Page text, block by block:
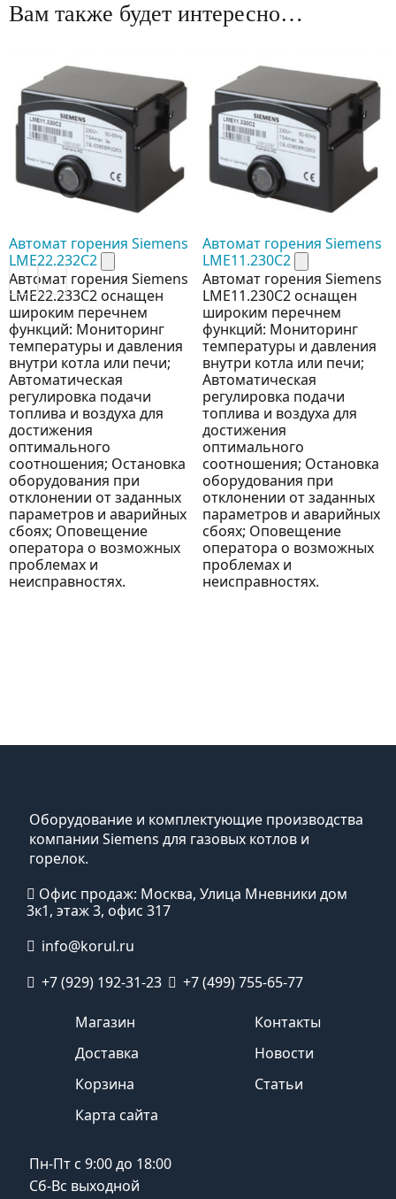
Вам также будет интересно…
Автомат горения Siemens
LME22.232C2
Автомат горения Siemens
LME22.233C2 оснащен
широким перечнем
функций: Мониторинг
температуры и давления
внутри котла или печи;
Автоматическая
регулировка подачи
топлива и воздуха для
достижения
оптимального
соотношения; Остановка
оборудования при
отклонении от заданных
параметров и аварийных
сбоях; Оповещение
оператора о возможных
проблемах и
неисправностях.
Автомат горения Siemens
LME11.230C2
Автомат горения Siemens
LME11.230C2 оснащен
широким перечнем
функций: Мониторинг
температуры и давления
внутри котла или печи;
Автоматическая
регулировка подачи
топлива и воздуха для
достижения
оптимального
соотношения; Остановка
оборудования при
отклонении от заданных
параметров и аварийных
сбоях; Оповещение
оператора о возможных
проблемах и
неисправностях.
Оборудование и комплектующие производства
компании Siemens для газовых котлов и
горелок.
Офис продаж: Москва, Улица Мневники дом
3к1, этаж 3, офис 317
info@korul.ru
+7 (929) 192-31-23
+7 (499) 755-65-77
Магазин
Доставка
Корзина
Карта сайта
Контакты
Новости
Статьи
Пн-Пт с 9:00 до 18:00
Сб-Вс выходной